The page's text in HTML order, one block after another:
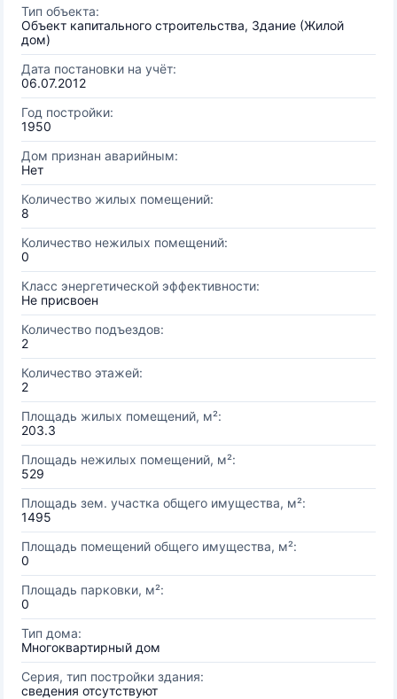
Тип объекта:
Объект капитального строительства, Здание (Жилой
дом)
Дата постановки на учёт:
06.07.2012
Год постройки:
1950
Дом признан аварийным:
Нет
Количество жилых помещений:
8
Количество нежилых помещений:
0
Класс энергетической эффективности:
Не присвоен
Количество подъездов:
2
Количество этажей:
2
Площадь жилых помещений, м²:
203.3
Площадь нежилых помещений, м²:
529
Площадь зем. участка общего имущества, м²:
1495
Площадь помещений общего имущества, м²:
0
Площадь парковки, м²:
0
Тип дома:
Многоквартирный дом
Серия, тип постройки здания:
сведения отсутствуют